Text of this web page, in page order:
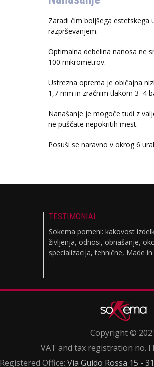
Zaradi čim boljšega estetskega
razprševanjem.
Optimalna debelina nanosa ne
100 mikrometrov.
Ustrezna oprema je običajna
1,7 mm in zračnim tlakom 3–4
Nanašanje je mogoče tudi z
ne puščate nepokritih mest.
Posuši se naravno v okrog 6
TESTIMONIAL
Sokema pomeni: kakovost
življenja, odnosi, obnašanje,
specializacija, tehnične, Made
Copyright ©
VAT and tax registration no.
Registered Office: Via Guido Rossa 15 -